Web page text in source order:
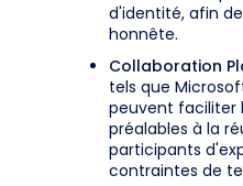
d'identité, afin
honnête.
Collaboration
tels que
peuvent faciliter
préalables à la
participants
contraintes de